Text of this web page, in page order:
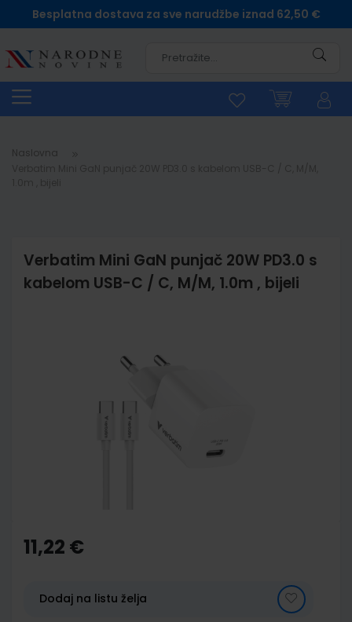
Besplatna dostava za sve narudžbe iznad 62,50 €
Naslovna
Verbatim Mini GaN punjač 20W PD3.0 s
kabelom USB-C / C, M/M, 1.0m , bijeli
the
beginning
gallery
11,22 €
Dodaj na listu želja